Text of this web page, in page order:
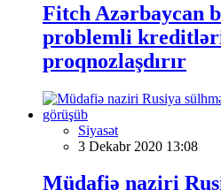
Fitch Azərbaycan
problemli
proqnozlaşdırır
Siyasət
3 Dekabr 2020 13:08
Müdafiə naziri